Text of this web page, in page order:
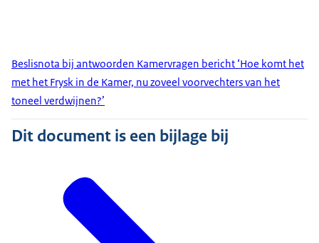
Beslisnota bij antwoorden Kamervragen bericht ‘Hoe komt het
met het Frysk in de Kamer, nu zoveel voorvechters van het
toneel verdwijnen?’
Dit document is een bijlage bij